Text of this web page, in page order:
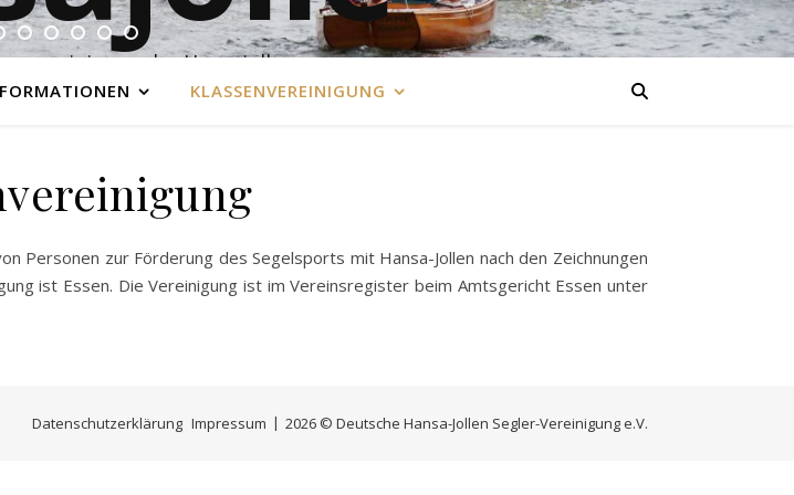
der Hansajollen
KLASSENVEREINIGUNG
Personen zur Förderung des Segelsports mit Hansa-Jollen nach den Zeichnungen
ist Essen. Die Vereinigung ist im Vereinsregister beim Amtsgericht Essen unter
2026 © Deutsche Hansa-Jollen Segler-Vereinigung e.V.
Datenschutzerklärung Impressum